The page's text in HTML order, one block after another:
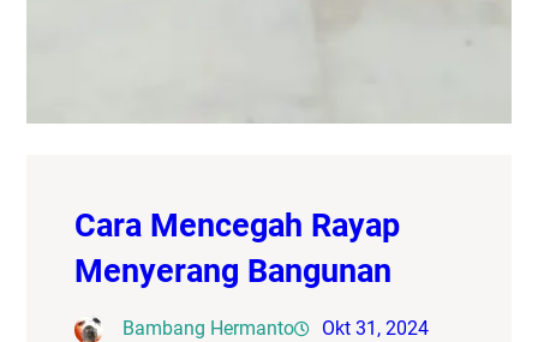
Cara Mencegah Rayap
Menyerang Bangunan
Bambang Hermanto Okt 31, 2024